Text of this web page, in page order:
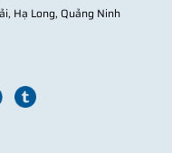
Hạ Long, Quảng Ninh